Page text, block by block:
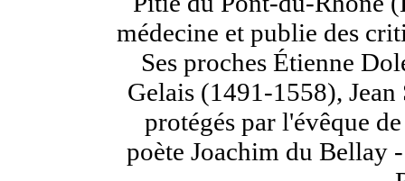
médecine et publie des
Ses proches Étienne
Gelais (1491-1558),
protégés par l'évêque
poète Joachim du Bellay